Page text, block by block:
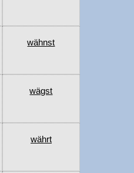
wähnst
wägst
währt